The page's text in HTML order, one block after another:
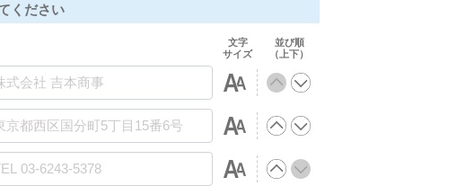
ください
文字
サイズ
並び順
（上下）